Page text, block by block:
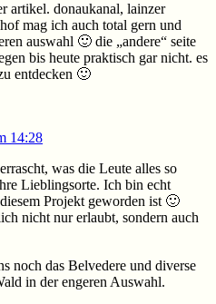
artikel. donaukanal, lainzer
mag ich auch total gern und
auswahl 🙂 die „andere“ seite
bis heute praktisch gar nicht. es
entdecken 🙂
14:28
was die Leute alles so
Lieblingsorte. Ich bin echt
Projekt geworden ist 🙂
nicht nur erlaubt, sondern auch
noch das Belvedere und diverse
in der engeren Auswahl.